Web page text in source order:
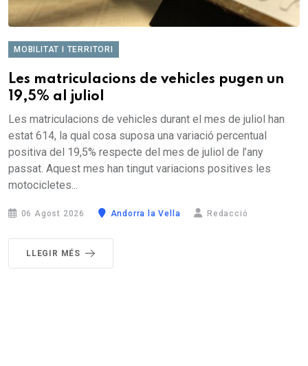
MOBILITAT I TERRITORI
Les matriculacions de vehicles pugen un
19,5% al juliol
Les matriculacions de vehicles durant el mes de juliol han
estat 614, la qual cosa suposa una variació percentual
positiva del 19,5% respecte del mes de juliol de l’any
passat. Aquest mes han tingut variacions positives les
motocicletes...
06 Agost 2026 Andorra la Vella Redacció
LLEGIR MÉS